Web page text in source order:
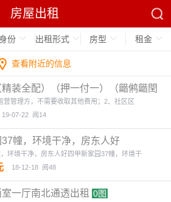
房屋出租
身份 出租形式 房型 租金
查看附近的信息
装全配）（押一付一）（龤鸺龤閏
4图
营管理方，不需要收取其他费用；2、社区区
19-07-22 阅14
37幢，环境干净，房东人好
环境干净，房东人好四甲新家园37幢，环境干
18-12-18 阅48
一厅南北通透出租 0图